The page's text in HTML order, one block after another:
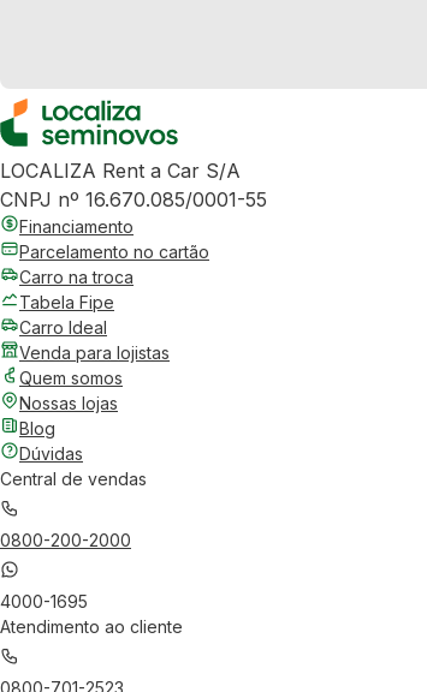
LOCALIZA Rent a Car S/A
CNPJ nº 16.670.085/0001-55
Financiamento
Parcelamento no cartão
Carro na troca
Tabela Fipe
Carro Ideal
Venda para lojistas
Quem somos
Nossas lojas
Blog
Dúvidas
Central de vendas
0800-200-2000
4000-1695
Atendimento ao cliente
0800-701-2523